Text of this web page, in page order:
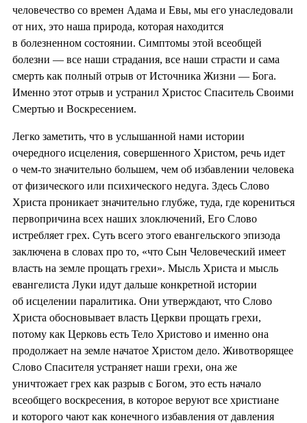
человечество со времен Адама и Евы, мы его унаследовали
от них, это наша природа, которая находится
в болезненном состоянии. Симптомы этой всеобщей
болезни — все наши страдания, все наши страсти и сама
смерть как полный отрыв от Источника Жизни — Бога.
Именно этот отрыв и устранил Христос Спаситель Своими
Смертью и Воскресением.
Легко заметить, что в услышанной нами истории
очередного исцеления, совершенного Христом, речь идет
о чем-то значительно большем, чем об избавлении человека
от физического или психического недуга. Здесь Слово
Христа проникает значительно глубже, туда, где корениться
первопричина всех наших злоключений, Его Слово
истребляет грех. Суть всего этого евангельского эпизода
заключена в словах про то, «что Сын Человеческий имеет
власть на земле прощать грехи». Мысль Христа и мысль
евангелиста Луки идут дальше конкретной истории
об исцелении паралитика. Они утверждают, что Слово
Христа обосновывает власть Церкви прощать грехи,
потому как Церковь есть Тело Христово и именно она
продолжает на земле начатое Христом дело. Животворящее
Слово Спасителя устраняет наши грехи, она же
уничтожает грех как разрыв с Богом, это есть начало
всеобщего воскресения, в которое веруют все христиане
и которого чают как конечного избавления от давления